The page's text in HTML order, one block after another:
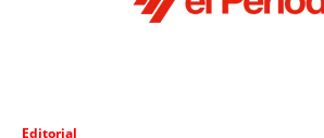
Editorial